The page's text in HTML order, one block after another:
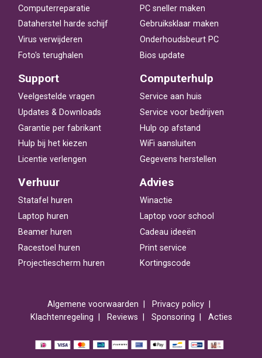
Computerreparatie
Dataherstel harde schijf
Virus verwijderen
Foto's terughalen
PC sneller maken
Gebruiksklaar maken
Onderhoudsbeurt PC
Bios update
Support
Veelgestelde vragen
Updates & Downloads
Garantie per fabrikant
Hulp bij het kiezen
Licentie verlengen
Computerhulp
Service aan huis
Service voor bedrijven
Hulp op afstand
WiFi aansluiten
Gegevens herstellen
Verhuur
Statafel huren
Laptop huren
Beamer huren
Racestoel huren
Projectiescherm huren
Advies
Winactie
Laptop voor school
Cadeau ideeën
Print service
Kortingscode
Algemene voorwaarden
Privacy policy
Klachtenregeling
Reviews Sponsoring Acties